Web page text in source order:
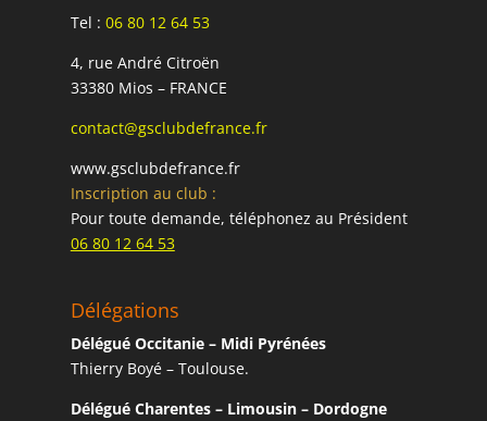
Tel : 06 80 12 64 53
4, rue André Citroën
33380 Mios – FRANCE
contact@gsclubdefrance.fr
www.gsclubdefrance.fr
Inscription au club :
Pour toute demande, téléphonez au Président
06 80 12 64 53
Délégations
Délégué Occitanie – Midi Pyrénées
Thierry Boyé – Toulouse.
Délégué Charentes – Limousin – Dordogne